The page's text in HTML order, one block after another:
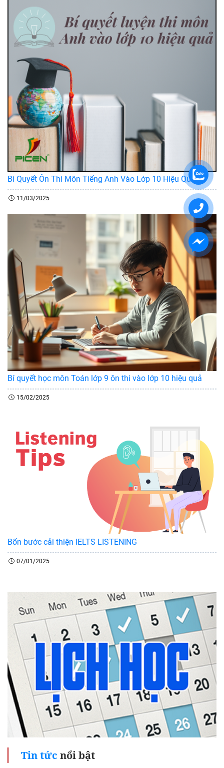
Bí Quyết Ôn Thi Môn Tiếng Anh Vào Lớp 10 Hiệu Quả
11/03/2025
Bí quyết học môn Toán lớp 9 ôn thi vào lớp 10 hiệu quả
15/02/2025
Bốn bước cải thiện IELTS LISTENING
07/01/2025
Tin tức nổi bật